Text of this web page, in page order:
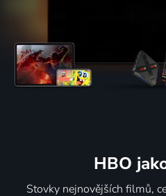
HBO
Stovky nejnovějších filmů,